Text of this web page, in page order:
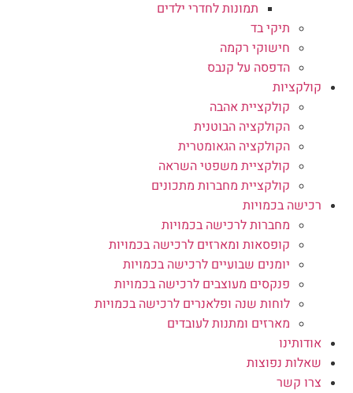
תמונות לחדרי ילדים
תיקי בד
חישוקי רקמה
הדפסה על קנבס
קולקציות
קולקציית אהבה
הקולקציה הבוטנית
הקולקציה הגאומטרית
קולקציית משפטי השראה
קולקציית מחברות מתכונים
רכישה בכמויות
מחברות לרכישה בכמויות
קופסאות ומארזים לרכישה בכמויות
יומנים שבועיים לרכישה בכמויות
פנקסים מעוצבים לרכישה בכמויות
לוחות שנה ופלאנרים לרכישה בכמויות
מארזים ומתנות לעובדים
אודותינו
שאלות נפוצות
צרו קשר